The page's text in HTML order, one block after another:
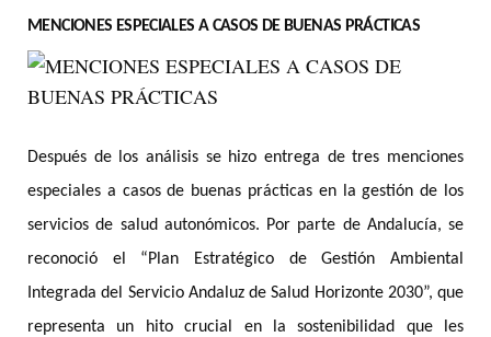
MENCIONES ESPECIALES A CASOS DE BUENAS PRÁCTICAS
Después de los análisis se hizo entrega de tres menciones
especiales a casos de buenas prácticas en la gestión de los
servicios de salud autonómicos. Por parte de Andalucía, se
reconoció el “Plan Estratégico de Gestión Ambiental
Integrada del Servicio Andaluz de Salud Horizonte 2030”, que
representa un hito crucial en la sostenibilidad que les